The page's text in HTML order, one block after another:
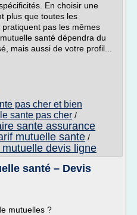
En choisir une
plus que toutes les
pas les mêmes
santé dépendra du
mais aussi de votre profil...
pas cher et bien
sante pas cher /
sante assurance
mutuelle sante /
devis ligne
santé – Devis
mutuelles ?